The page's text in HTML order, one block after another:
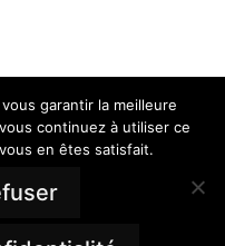
de Confidentialité
garantir la meilleure
continuez à utiliser ce
en êtes satisfait.